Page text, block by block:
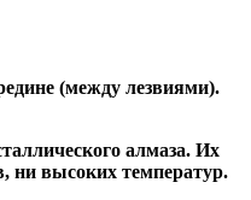
(между лезвиями).
алмаза. Их
ни высоких температур.